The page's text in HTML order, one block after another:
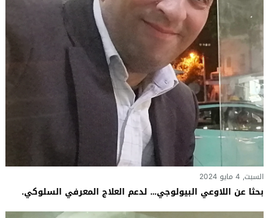
السبت, 4 مايو 2024
بحثا عن اللاوعي البيولوجي… لدعم العلاج المعرفي السلوكي.